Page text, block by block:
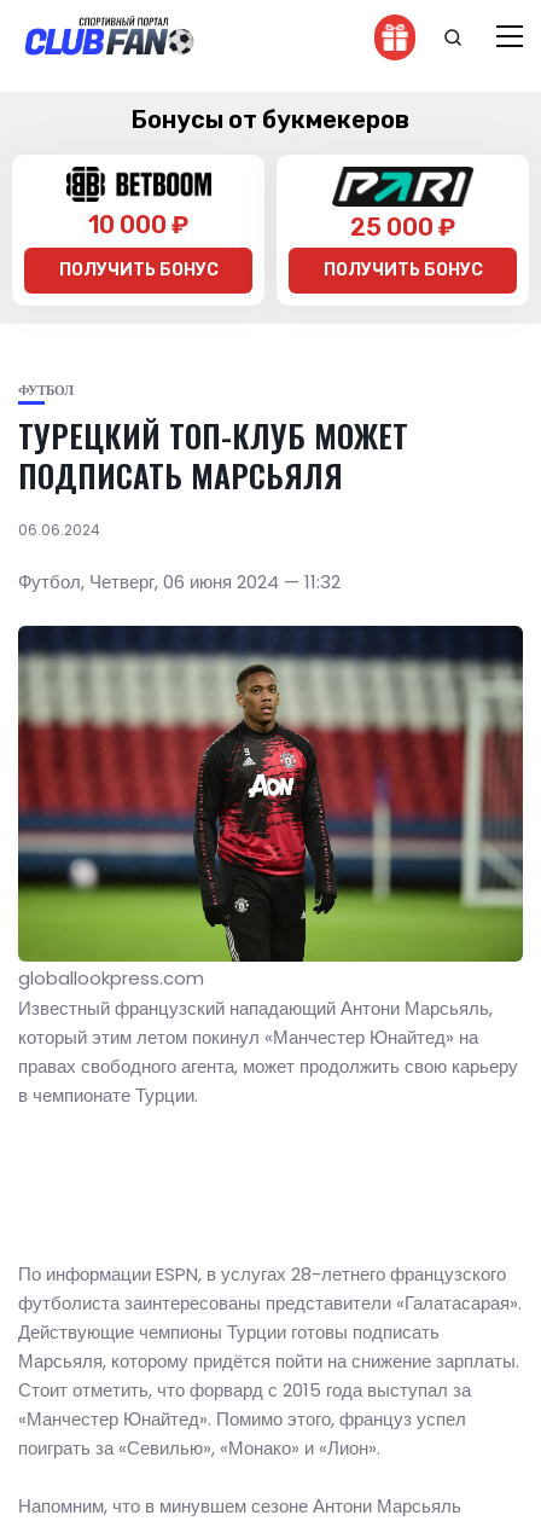
Бонусы от букмекеров
10 000 ₽
ПОЛУЧИТЬ БОНУС
25 000 ₽
ПОЛУЧИТЬ БОНУС
ФУТБОЛ
ТУРЕЦКИЙ ТОП-КЛУБ МОЖЕТ
ПОДПИСАТЬ МАРСЬЯЛЯ
06.06.2024
Футбол, Четверг, 06 июня 2024 — 11:32
globallookpress.com
Известный французский нападающий Антони Марсьяль,
который этим летом покинул «Манчестер Юнайтед» на
правах свободного агента, может продолжить свою карьеру
в чемпионате Турции.
По информации ESPN, в услугах 28-летнего французского
футболиста заинтересованы представители «Галатасарая».
Действующие чемпионы Турции готовы подписать
Марсьяля, которому придётся пойти на снижение зарплаты.
Стоит отметить, что форвард с 2015 года выступал за
«Манчестер Юнайтед». Помимо этого, француз успел
поиграть за «Севилью», «Монако» и «Лион».
Напомним, что в минувшем сезоне Антони Марсьяль